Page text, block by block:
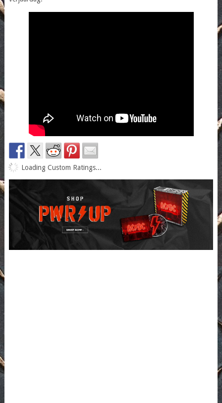
Loading Custom Ratings...